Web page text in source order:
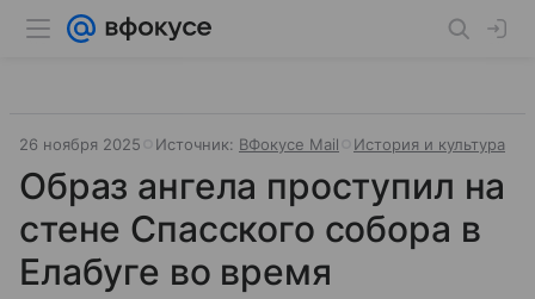
26 ноября 2025 Источник: ВФокусе Mail История и культура
Образ ангела проступил на
стене Спасского собора в
Елабуге во время